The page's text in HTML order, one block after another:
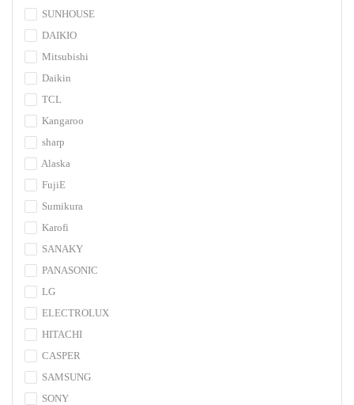
SUNHOUSE
DAIKIO
Mitsubishi
Daikin
TCL
Kangaroo
sharp
Alaska
FujiE
Sumikura
Karofi
SANAKY
PANASONIC
LG
ELECTROLUX
HITACHI
CASPER
SAMSUNG
SONY